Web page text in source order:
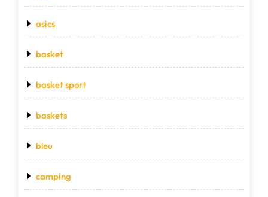
asics
basket
basket sport
baskets
bleu
camping